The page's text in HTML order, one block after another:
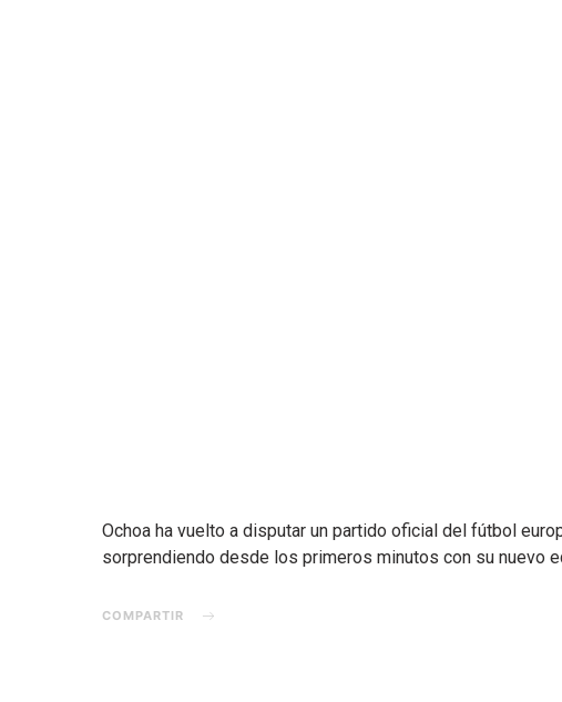
Ochoa ha vuelto a disputar un partido oficial del fútbol
sorprendiendo desde los primeros minutos con su nuevo
COMPARTIR